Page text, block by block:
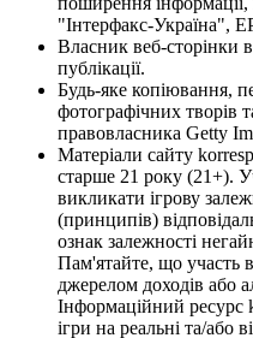
"Інтерфакс-Україна",
Власник веб-сторінки
публікації.
Будь-яке копіювання,
фотографічних творів
правовласника Getty
Матеріали сайту
старше 21 року (21+).
викликати ігрову
(принципів)
ознак залежності
Пам'ятайте, що участь
джерелом доходів або
Інформаційний ресурс
ігри на реальні та/або